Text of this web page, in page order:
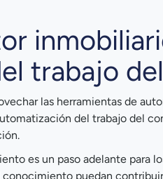
trabajo
las herramientas de
del trabajo del
es un paso adelante para
puedan